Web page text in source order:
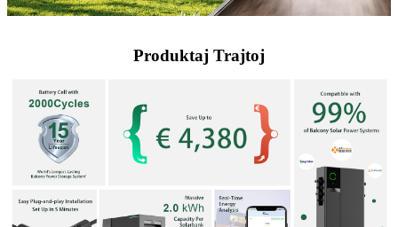
Produktaj Trajtoj